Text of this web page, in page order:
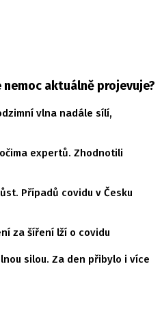
nemoc aktuálně projevuje?
vlna nadále sílí,
expertů. Zhodnotili
Případů covidu v Česku
za šíření lží o covidu
silou. Za den přibylo i více